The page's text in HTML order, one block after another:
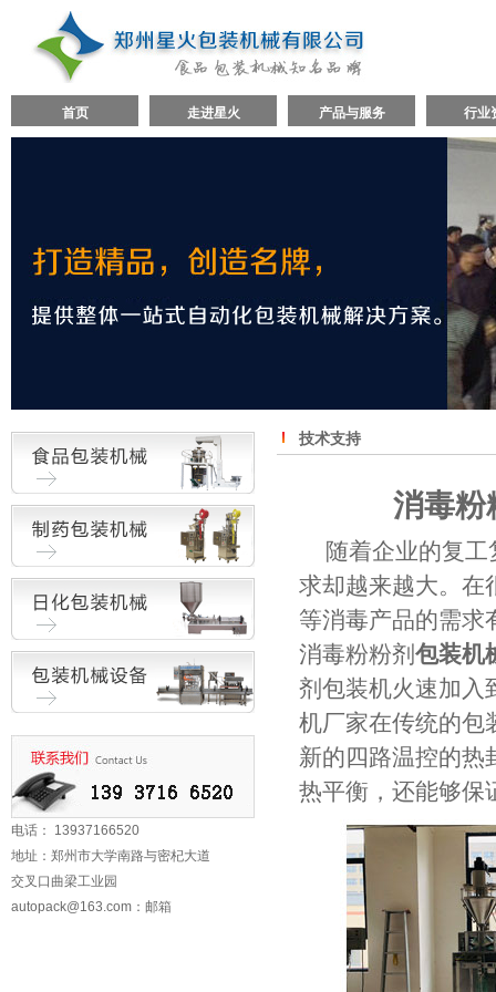
首页 走进星火 产品与服务 行业
电话： 13937166520
地址：郑州市大学南路与密杞大道
交叉口曲梁工业园
autopack@163.com ：邮箱
技术支持
消毒粉
随着企业的复
求却越来越大。在
等消毒产品的需求
消毒粉粉剂 包装机
剂包装机火速加入
机厂家在传统的包
新的四路温控的热
热平衡，还能够保